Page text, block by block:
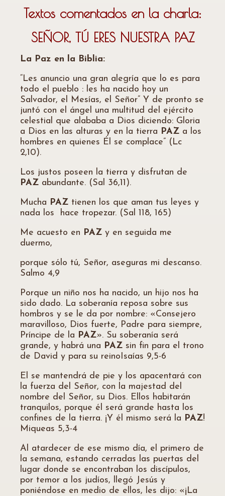
Textos comentados en la charla:
SEÑOR, TÚ ERES NUESTRA PAZ
La Paz en la Biblia:
“Les anuncio una gran alegría que lo es para
todo el pueblo : les ha nacido hoy un
Salvador, el Mesías, el Señor” Y de pronto se
juntó con el ángel una multitud del ejército
celestial que alababa a Dios diciendo: Gloria
a Dios en las alturas y en la tierra PAZ a los
hombres en quienes Él se complace” (Lc
2,10).
Los justos poseen la tierra y disfrutan de
PAZ abundante. (Sal 36,11).
Mucha PAZ tienen los que aman tus leyes y
nada los
hace tropezar. (Sal 118, 165)
Me acuesto en PAZ y en seguida me
duermo,
porque sólo tú, Señor, aseguras mi descanso.
Salmo 4,9
Porque un niño nos ha nacido, un hijo nos ha
sido dado. La soberanía reposa sobre sus
hombros y se le da por nombre: «Consejero
maravilloso, Dios fuerte, Padre para siempre,
Príncipe de la PAZ». Su soberanía será
grande, y habrá una PAZ sin fin para el trono
de David y para su reinoIsaías 9,5-6
El se mantendrá de pie y los apacentará con
la fuerza del Señor, con la majestad del
nombre del Señor, su Dios. Ellos habitarán
tranquilos, porque él será grande hasta los
confines de la tierra. ¡Y él mismo será la PAZ!
Miqueas 5,3-4
Al atardecer de ese mismo día, el primero de
la semana, estando cerradas las puertas del
lugar donde se encontraban los discípulos,
por temor a los judíos, llegó Jesús y
poniéndose en medio de ellos, les dijo: «¡La